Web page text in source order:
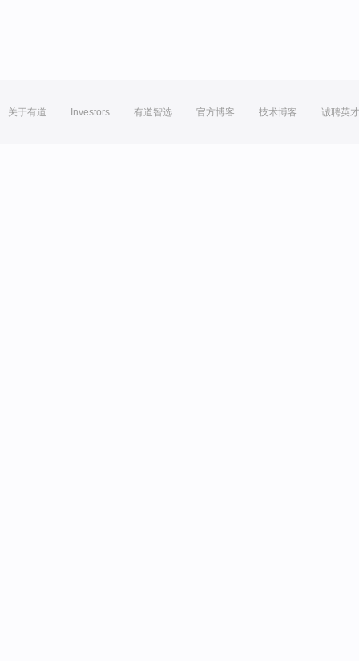
关于有道 Investors 有道智选 官方博客 技术博客 诚聘英才